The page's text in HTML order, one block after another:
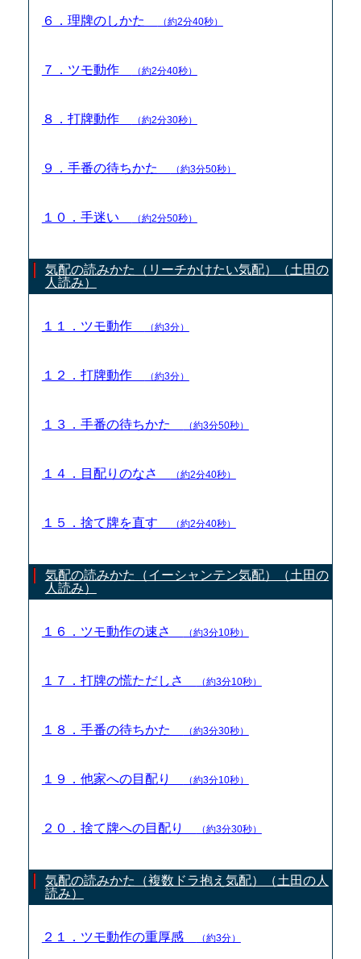
６．理牌のしかた （約2分40秒）
７．ツモ動作 （約2分40秒）
８．打牌動作 （約2分30秒）
９．手番の待ちかた （約3分50秒）
１０．手迷い （約2分50秒）
気配の読みかた（リーチかけたい気配）（土田の
人読み）
１１．ツモ動作 （約3分）
１２．打牌動作 （約3分）
１３．手番の待ちかた （約3分50秒）
１４．目配りのなさ （約2分40秒）
１５．捨て牌を直す （約2分40秒）
気配の読みかた（イーシャンテン気配）（土田の
人読み）
１６．ツモ動作の速さ （約3分10秒）
１７．打牌の慌ただしさ （約3分10秒）
１８．手番の待ちかた （約3分30秒）
１９．他家への目配り （約3分10秒）
２０．捨て牌への目配り （約3分30秒）
気配の読みかた（複数ドラ抱え気配）（土田の人
読み）
２１．ツモ動作の重厚感 （約3分）